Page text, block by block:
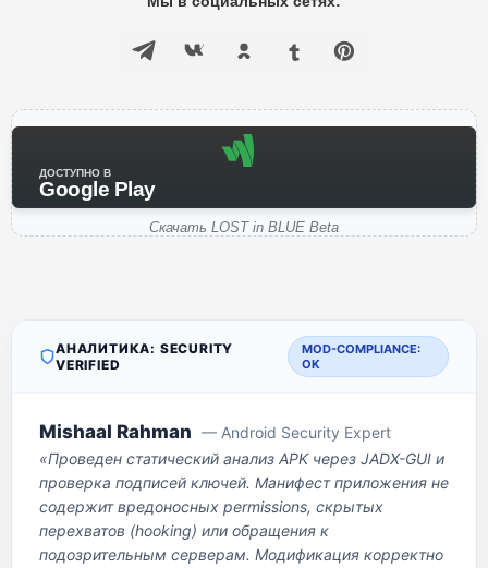
ДОСТУПНО В
Google Play
Скачать LOST in BLUE Beta
АНАЛИТИКА: SECURITY
VERIFIED
MOD-COMPLIANCE:
OK
Mishaal Rahman — Android Security Expert
«Проведен статический анализ APK через JADX-GUI и
проверка подписей ключей. Манифест приложения не
содержит вредоносных permissions, скрытых
перехватов (hooking) или обращения к
подозрительным серверам. Модификация корректно